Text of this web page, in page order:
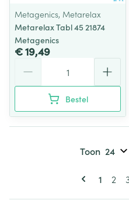
Metagenics, Metarelax
Metarelax Tabl 45 21874
Metagenics
€ 19,49
Bestel
U lees
1 2
Toon